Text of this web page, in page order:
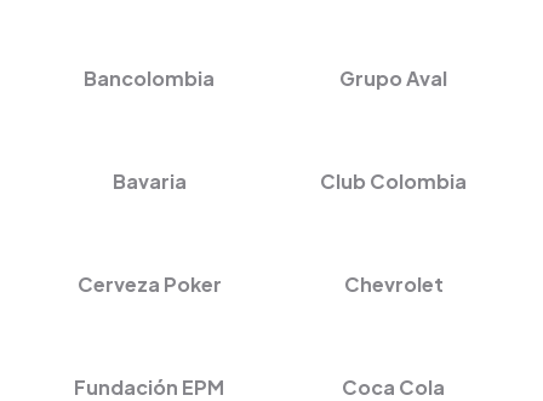
Bancolombia Grupo Aval
Bavaria Club Colombia
Cerveza Poker Chevrolet
Fundación EPM Coca Cola